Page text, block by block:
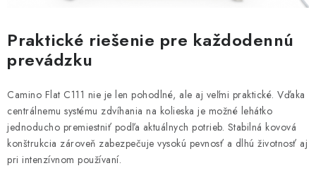
Praktické riešenie pre každodennú
prevádzku
Camino Flat C111 nie je len pohodlné, ale aj veľmi praktické. Vďaka
centrálnemu systému zdvíhania na kolieska je možné lehátko
jednoducho premiestniť podľa aktuálnych potrieb. Stabilná kovová
konštrukcia zároveň zabezpečuje vysokú pevnosť a dlhú životnosť aj
pri intenzívnom používaní.